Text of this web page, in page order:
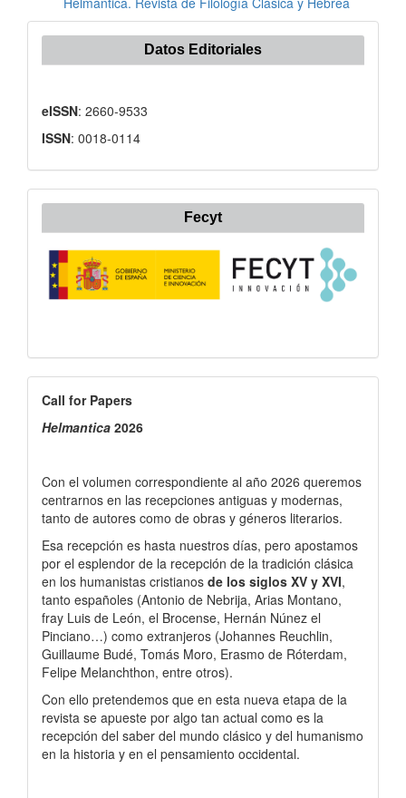
Datos Editoriales
eISSN: 2660-9533
ISSN: 0018-0114
Fecyt
for
Papers
Call for Papers
Helmantica 2026
Con el volumen correspondiente al año 2026 queremos
centrarnos en las recepciones antiguas y modernas,
tanto de autores como de obras y géneros literarios.
Esa recepción es hasta nuestros días, pero apostamos
por el esplendor de la recepción de la tradición clásica
en los humanistas cristianos de los siglos XV y XVI,
tanto españoles (Antonio de Nebrija, Arias Montano,
fray Luis de León, el Brocense, Hernán Núnez el
Pinciano…) como extranjeros (Johannes Reuchlin,
Guillaume Budé, Tomás Moro, Erasmo de Róterdam,
Felipe Melanchthon, entre otros).
Con ello pretendemos que en esta nueva etapa de la
revista se apueste por algo tan actual como es la
recepción del saber del mundo clásico y del humanismo
en la historia y en el pensamiento occidental.